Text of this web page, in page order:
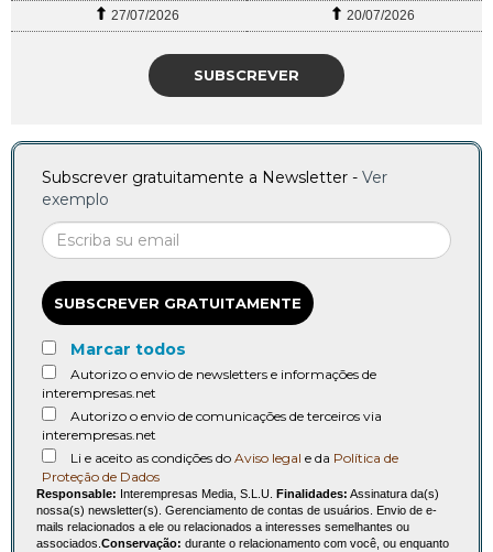
27/07/2026 20/07/2026
SUBSCREVER
Subscrever gratuitamente a Newsletter - Ver
exemplo
SUBSCREVER GRATUITAMENTE
Marcar todos
Autorizo o envio de newsletters e informações de
interempresas.net
Autorizo o envio de comunicações de terceiros via
interempresas.net
Li e aceito as condições do Aviso legal e da Política de
Proteção de Dados
Responsable: Interempresas Media, S.L.U. Finalidades: Assinatura da(s)
nossa(s) newsletter(s). Gerenciamento de contas de usuários. Envio de e-
mails relacionados a ele ou relacionados a interesses semelhantes ou
associados.Conservação: durante o relacionamento com você, ou enquanto